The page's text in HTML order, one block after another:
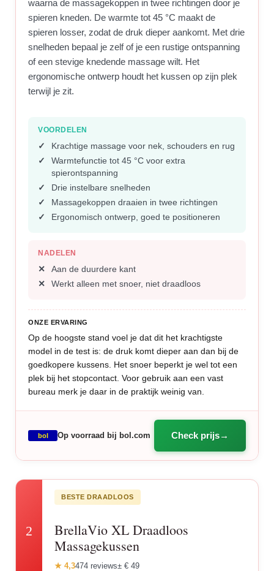
waarna de massagekoppen in twee richtingen door je
spieren kneden. De warmte tot 45 °C maakt de
spieren losser, zodat de druk dieper aankomt. Met drie
snelheden bepaal je zelf of je een rustige ontspanning
of een stevige knedende massage wilt. Het
ergonomische ontwerp houdt het kussen op zijn plek
terwijl je zit.
VOORDELEN
Krachtige massage voor nek, schouders en rug
Warmtefunctie tot 45 °C voor extra
spierontspanning
Drie instelbare snelheden
Massagekoppen draaien in twee richtingen
Ergonomisch ontwerp, goed te positioneren
NADELEN
Aan de duurdere kant
Werkt alleen met snoer, niet draadloos
ONZE ERVARING
Op de hoogste stand voel je dat dit het krachtigste
model in de test is: de druk komt dieper aan dan bij de
goedkopere kussens. Het snoer beperkt je wel tot een
plek bij het stopcontact. Voor gebruik aan een vast
bureau merk je daar in de praktijk weinig van.
bol Op voorraad bij bol.com Check prijs
2
BESTE DRAADLOOS
BrellaVio XL Draadloos
Massagekussen
★ 4,3474 reviews± € 49